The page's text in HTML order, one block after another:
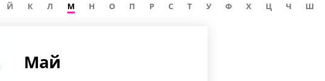
Й К Л М Н О П Р С Т У Ф Х Ц Ч Ш
Май